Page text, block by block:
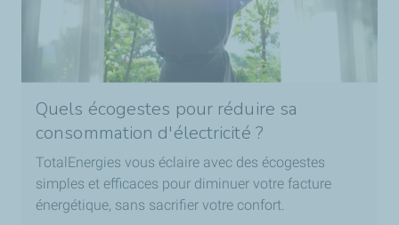
Quels écogestes pour réduire sa
consommation d'électricité ?
TotalEnergies vous éclaire avec des écogestes
simples et efficaces pour diminuer votre facture
énergétique, sans sacrifier votre confort.